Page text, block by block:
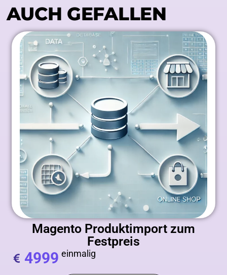
AUCH GEFALLEN
Magento Produktimport zum
Festpreis
4999 einmalig